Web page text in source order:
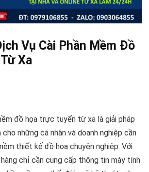
Vụ Cài Phần Mềm Đồ
Xa
đồ họa trực tuyến từ xa là giải pháp
cho những cá nhân và doanh nghiệp cần
thiết kế đồ họa chuyên nghiệp. Với
hàng chỉ cần cung cấp thông tin máy tính